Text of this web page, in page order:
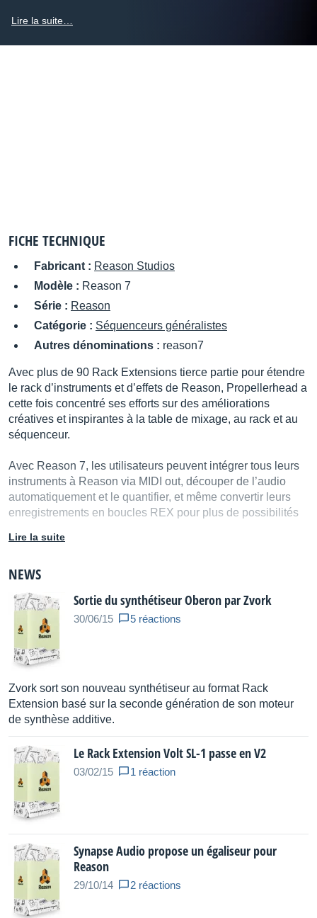
Lire la suite…
FICHE TECHNIQUE
Fabricant : Reason Studios
Modèle : Reason 7
Série : Reason
Catégorie : Séquenceurs généralistes
Autres dénominations : reason7
Avec plus de 90 Rack Extensions tierce partie pour étendre
le rack d’instruments et d’effets de Reason, Propellerhead a
cette fois concentré ses efforts sur des améliorations
créatives et inspirantes à la table de mixage, au rack et au
séquenceur.
Avec Reason 7, les utilisateurs peuvent intégrer tous leurs
instruments à Reason via MIDI out, découper de l’audio
automatiquement et le quantifier, et même convertir leurs
enregistrements en boucles REX pour plus de possibilités
introduit un analyseur de spectre avec contrôle visuel des
nombreuses autres améliorations au workflow, le tout pour
un son amélioré, sans perdre la simplicité d’utilisation.
Pour l’inspiration, Reason 7 facilite les échanges entre
utilisateurs via l’import mp3, aac, wma et autres formats. La
banque de sons d’usine « Factory Sound Bank » est
renforcée par de nombreuses boucles et kits de batterie
entièrement nouveaux, tandis que la nouvelle unité d’effet
Audiomatic Retro Transformer ajoutera une couleur vintage-
futuriste à vos pistes, d’un clic.
Systèmes requis:
• Windows 7 ou supérieur
• Mac OS 10.7 ou supérieur
Windows:
• Une connection à Internet pour l'installation et
l'enregistrement du produit.
• Processeur, Intel ou AMD avec Dual Cores
Lire la suite
NEWS
Sortie du synthétiseur Oberon par Zvork
30/06/15 5 réactions
Zvork sort son nouveau synthétiseur au format Rack
Extension basé sur la seconde génération de son moteur
de synthèse additive.
Le Rack Extension Volt SL-1 passe en V2
03/02/15 1 réaction
Synapse Audio propose un égaliseur pour
Reason
29/10/14 2 réactions